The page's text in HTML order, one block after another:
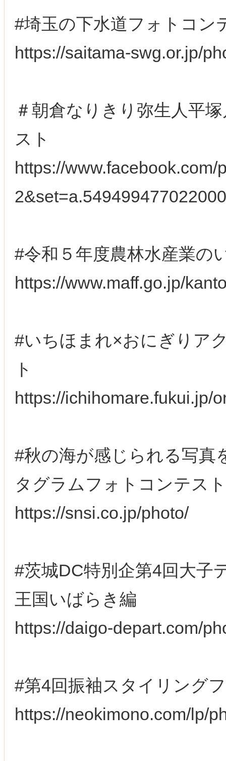
#埼玉の下水道フォトコン
https://saitama-swg.or.jp/
＃朝倉なりきり弥生人平
スト
https://
#令和５年度農林水産業の
https://www.maff.go.jp/
#いちほまれ×おにぎりア
ト
https://ichihomare.fukui.jp/
#秋の海が感じられる写真
タグラムフォトコンテスト
https://snsi.co.jp/photo/
#茨城DC特別企第4回大子
王国いばらき編
https://daigo-depart.com/
#第4回振袖スタイリング
https://neokimono.com/lp/